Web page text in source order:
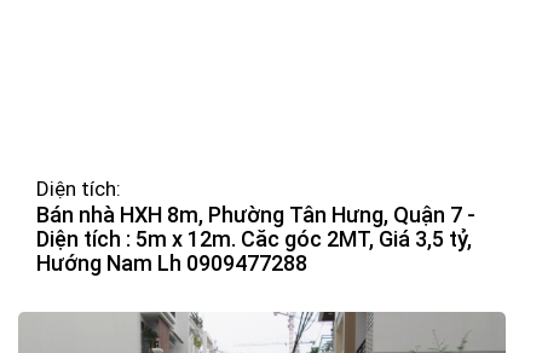
Diện tích:
Bán nhà HXH 8m, Phường Tân Hưng, Quận 7 -
Diện tích : 5m x 12m. Căc góc 2MT, Giá 3,5 tỷ,
Hướng Nam Lh 0909477288